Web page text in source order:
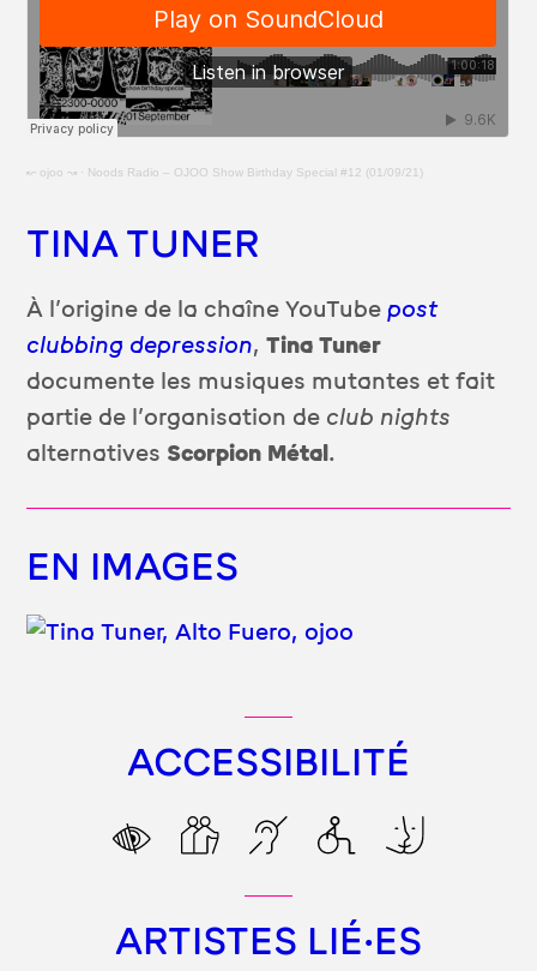
↜ ojoo ↝ · Noods Radio – OJOO Show Birthday Special #12 (01/09/21)
TINA TUNER
À l’origine de la chaîne YouTubepost
clubbing depression,Tina Tuner
documente les musiques mutantes et fait
partie de l’organisation de club nights
alternatives Scorpion Métal.
EN IMAGES
ACCESSIBILITÉ
ARTISTES LIÉ·ES